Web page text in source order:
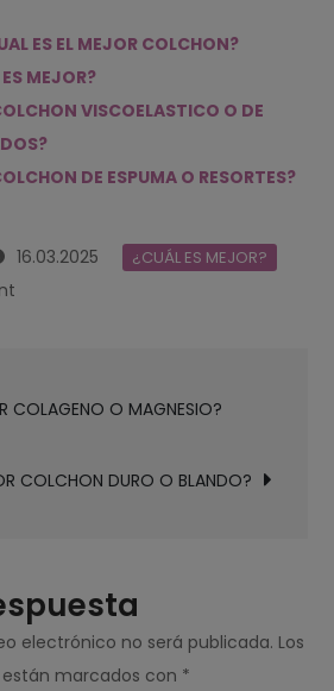
ES EL MEJOR COLCHON?
MEJOR?
VISCOELASTICO O DE
DE ESPUMA O RESORTES?
16.03.2025 ¿CUÁL ES MEJOR?
COLCHON
MUELLES
COLAGENO O MAGNESIO?
COLCHON DURO O BLANDO?
electrónico no será publicada. Los
marcados con *